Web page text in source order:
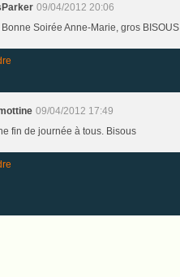
09/04/2012 20:06
Bonne Soirée Anne-Marie, gros BISOUS
09/04/2012 17:49
fin de journée à tous. Bisous